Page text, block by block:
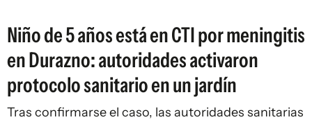
Niño de 5 años está en CTI por meningitis
en Durazno: autoridades activaron
protocolo sanitario en un jardín
Tras confirmarse el caso, las autoridades sanitarias